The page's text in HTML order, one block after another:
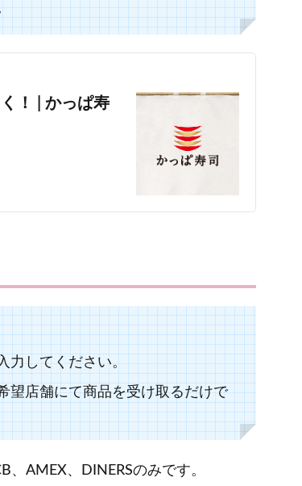
！ | かっぱ寿
力してください。
望店舗にて商品を受け取るだけで
AMEX、DINERSのみです。